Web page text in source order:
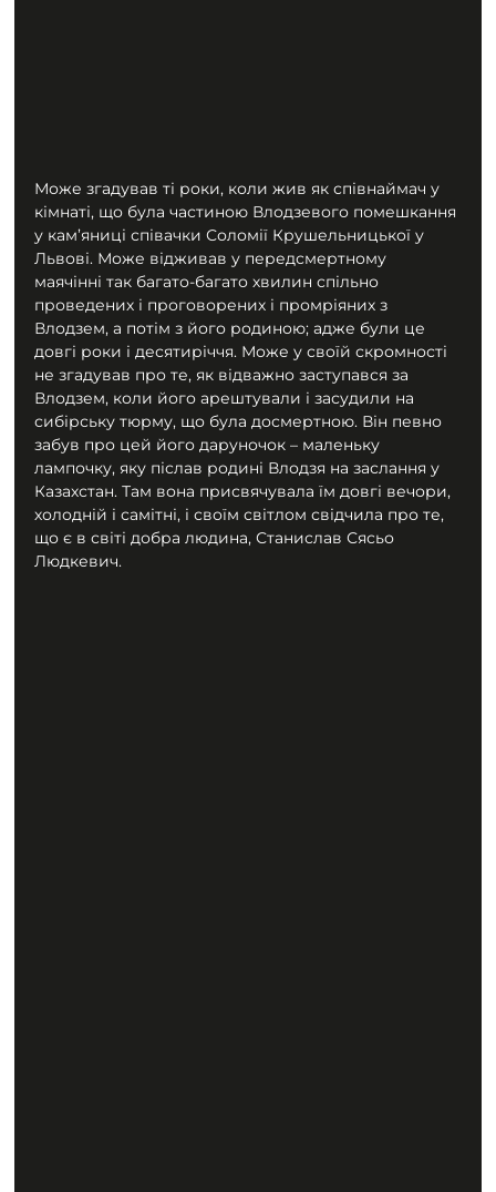
Може згадував ті роки, коли жив як співнаймач у
кімнаті, що була частиною Влодзевого помешкання
у кам’яниці співачки Соломії Крушельницької у
Львові. Може відживав у передсмертному
маячінні так багато-багато хвилин спільно
проведених і проговорених і промріяних з
Влодзем, а потім з його родиною; адже були це
довгі роки і десятиріччя. Може у своїй скромності
не згадував про те, як відважно заступався за
Влодзем, коли його арештували і засудили на
сибірську тюрму, що була досмертною. Він певно
забув про цей його даруночок – маленьку
лампочку, яку післав родині Влодзя на заслання у
Казахстан. Там вона присвячувала їм довгі вечори,
холодній і самітні, і своїм світлом свідчила про те,
що є в світі добра людина, Станислав Сясьо
Людкевич.